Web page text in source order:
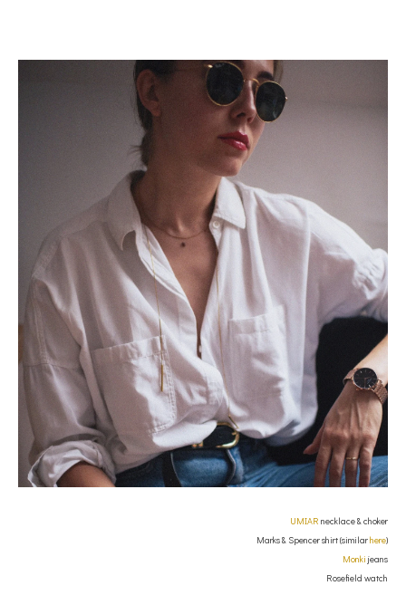
UMIAR necklace & choker
Marks & Spencer shirt (similarhere)
Monki jeans
Rosefield watch